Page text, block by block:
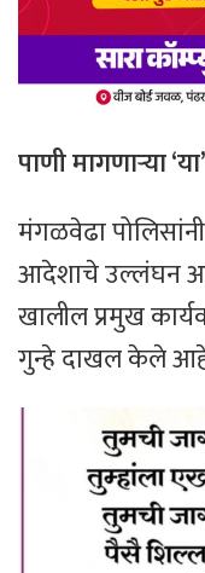
पाणी मागणाऱ्या
​मंगळवेढा
आदेशाचे उल्लंघन
खालील प्रमुख
गुन्हे दाखल केले